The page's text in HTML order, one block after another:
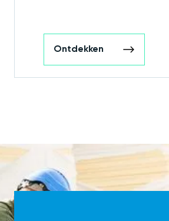
Ontdekken